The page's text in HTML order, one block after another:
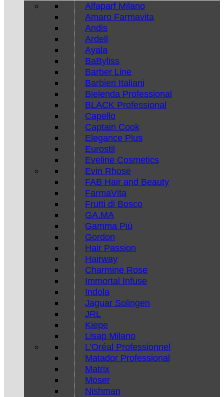
Alfaparf Milano
Amaro Farmavita
Andis
Ardell
Ayala
BaByliss
Barber Line
Barbieri Italiani
Bielenda Professional
BLACK Professional
Capello
Captain Cook
Elegance Plus
Eurostil
Eveline Cosmetics
Evin Rhose
FAB Hair and Beauty
FarmaVita
Frutti di Bosco
GA.MA
Gamma Più
Gordon
Hair Passion
Hairway
Charmine Rose
Immortal Infuse
Indola
Jaguar Solingen
JRL
Kiepe
Lisap Milano
L’Oréal Professionnel
Matador Professional
Matrix
Moser
Nishman